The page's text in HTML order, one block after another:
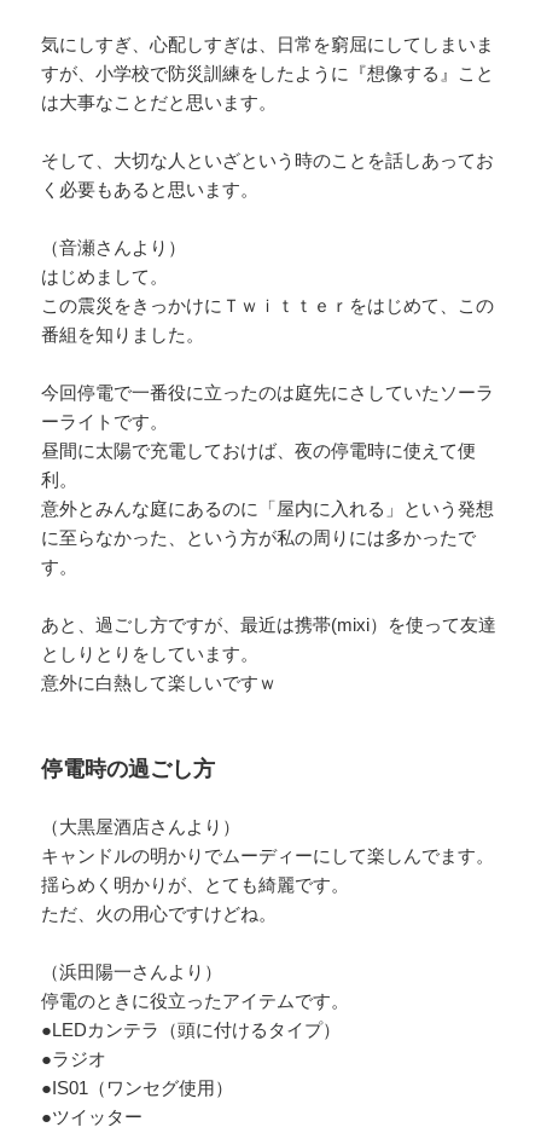
気にしすぎ、心配しすぎは、日常を窮屈にしてしまいま
すが、小学校で防災訓練をしたように『想像する』こと
は大事なことだと思います。
そして、大切な人といざという時のことを話しあってお
く必要もあると思います。
（音瀬さんより）
はじめまして。
この震災をきっかけにＴｗｉｔｔｅｒをはじめて、この
番組を知りました。
今回停電で一番役に立ったのは庭先にさしていたソーラ
ーライトです。
昼間に太陽で充電しておけば、夜の停電時に使えて便
利。
意外とみんな庭にあるのに「屋内に入れる」という発想
に至らなかった、という方が私の周りには多かったで
す。
あと、過ごし方ですが、最近は携帯(mixi）を使って友達
としりとりをしています。
意外に白熱して楽しいですｗ
停電時の過ごし方
（大黒屋酒店さんより）
キャンドルの明かりでムーディーにして楽しんでます。
揺らめく明かりが、とても綺麗です。
ただ、火の用心ですけどね。
（浜田陽一さんより）
停電のときに役立ったアイテムです。
●LEDカンテラ（頭に付けるタイプ）
●ラジオ
●IS01（ワンセグ使用）
●ツイッター